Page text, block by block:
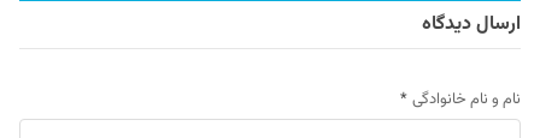
ارسال دیدگاه
نام و نام خانوادگی *